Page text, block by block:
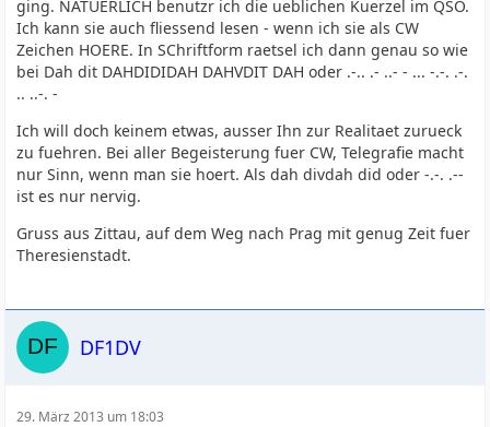
ging. NATUERLICH benutzr ich die ueblichen Kuerzel im QSO.
Ich kann sie auch fliessend lesen - wenn ich sie als CW
Zeichen HOERE. In SChriftform raetsel ich dann genau so wie
bei Dah dit DAHDIDIDAH DAHVDIT DAH oder .-.. .- ..- - ... -.-. .-.
.. ..-. -
Ich will doch keinem etwas, ausser Ihn zur Realitaet zurueck
zu fuehren. Bei aller Begeisterung fuer CW, Telegrafie macht
nur Sinn, wenn man sie hoert. Als dah divdah did oder -.-. .--
ist es nur nervig.
Gruss aus Zittau, auf dem Weg nach Prag mit genug Zeit fuer
Theresienstadt.
DF1DV
29. März 2013 um 18:03